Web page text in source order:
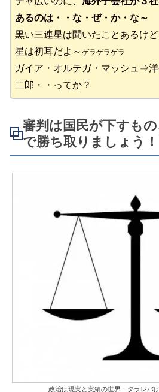
あるのは・・な・ぜ・か・な～
黒い三連星は聞いたことあるけ
星は初耳だよ～ ゲラゲラゲラ
ガイア・オルテガ・マッシュ⇒洋
二郎・・ってか？
審判は国民が下すも
で勝ち取りましょう！
政治は現実と実績の世界：タラレバ